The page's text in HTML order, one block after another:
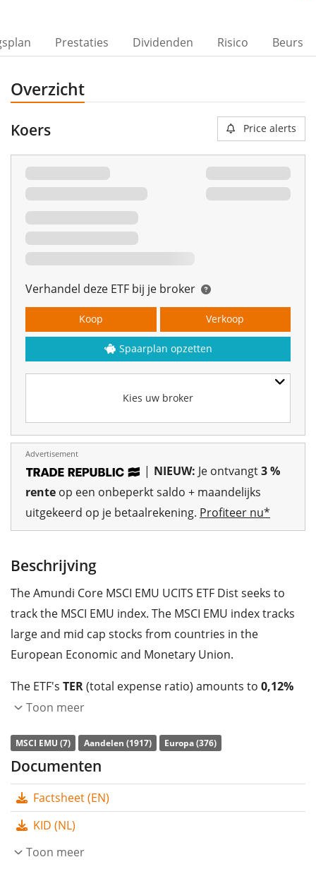
Prestaties Dividenden Risico Beurs
Overzicht
Koers Price alerts
Verhandel deze ETF bij je broker
Kies uw broker
Koop Verkoop
Spaarplan opzetten
Advertisement
| NIEUW: Je ontvangt3 %
rente op een onbeperkt saldo + maandelijks
uitgekeerd op je betaalrekening. Profiteer nu*
Beschrijving
The Amundi Core MSCI EMU UCITS ETF Dist seeks to
track the MSCI EMU index. The MSCI EMU index tracks
large and mid cap stocks from countries in the
European Economic and Monetary Union.
The ETF's TER(total expense ratio) amounts to 0,12%
p.a.. The ETF replicates the performance of the
index constituents). The dividends in the ETF are
distributedto the investors (Jaarlijks).
The Amundi Core MSCI EMU UCITS ETF Dist is a large
ETF with777m Euro assets under management
domiciled in Luxemburg
Toon meer
MSCI EMU (7) Aandelen (1917) Europa (376)
Documenten
Factsheet (EN)
KID (NL)
Toon meer